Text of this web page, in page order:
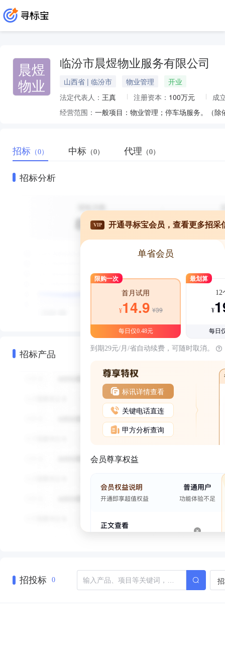
晨煜
物业
临汾市晨煜物业服务有限公司
山西省 | 临汾市 物业管理
开业
法定代表人： 王真 注册资本： 100万元
成
经营范围： 一般项目：物业管理；停车场服务。（
招标 （0） 中标 （0） 代理 （0）
招标分析
招标产品
VIP 开通寻标宝会员，查看更多招采
单省会员
限购一次
首月试用
¥14.9 ¥39
每日仅0.48元
最划算
12
¥
每日
到期29元/月/省自动续费，可随时取消。
标讯详情查看
关键电话直连
甲方分析查询
会员尊享权益
招投标 0